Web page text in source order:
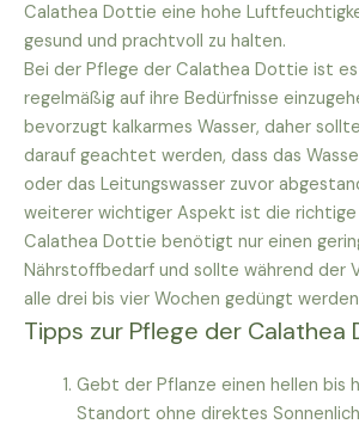
Calathea Dottie eine hohe
gesund und prachtvoll zu halten.
Bei der Pflege der Calathea Dottie ist
regelmäßig auf ihre Bedürfnisse
bevorzugt kalkarmes Wasser, daher
darauf geachtet werden, dass das
oder das Leitungswasser zuvor
weiterer wichtiger Aspekt ist die richtige
Calathea Dottie benötigt nur einen
Nährstoffbedarf und sollte während der
alle drei bis vier Wochen gedüngt
Tipps zur Pflege der Calathea
Gebt der Pflanze einen hellen bis
Standort ohne direktes